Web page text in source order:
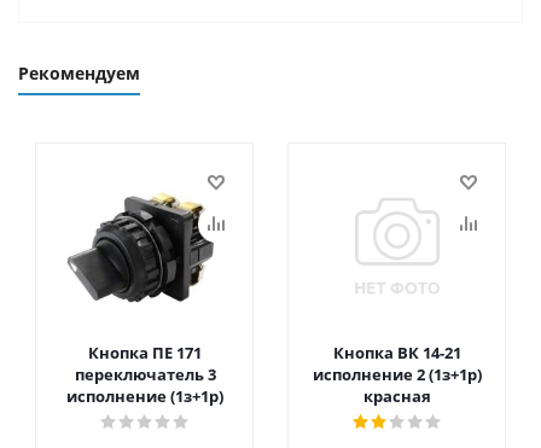
Рекомендуем
Кнопка ПЕ 171
переключатель 3
исполнение (1з+1р)
Кнопка ВК 14-21
исполнение 2 (1з+1р)
красная